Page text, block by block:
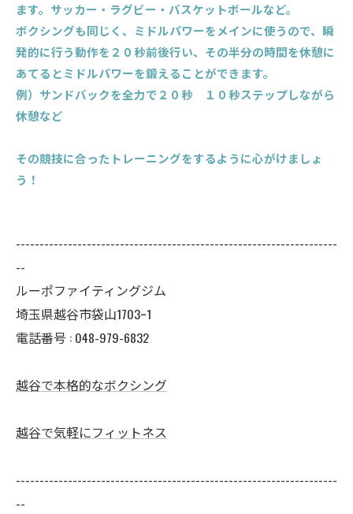
ます。サッカー・ラグビー・バスケットボールなど。
ボクシングも同じく、ミドルパワーをメインに使うので、瞬
発的に行う動作を２０秒前後行い、その半分の時間を休憩に
あてるとミドルパワーを鍛えることができます。
例）サンドバックを全力で２０秒 １０秒ステップしながら
休憩など
その競技に合ったトレーニングをするように心がけましょ
う！
--------------------------------------------------------------------
--
ルーポファイティングジム
埼玉県越谷市袋山1703ｰ1
電話番号 : 048-979-6832
越谷で本格的なボクシング
越谷で気軽にフィットネス
--------------------------------------------------------------------
--